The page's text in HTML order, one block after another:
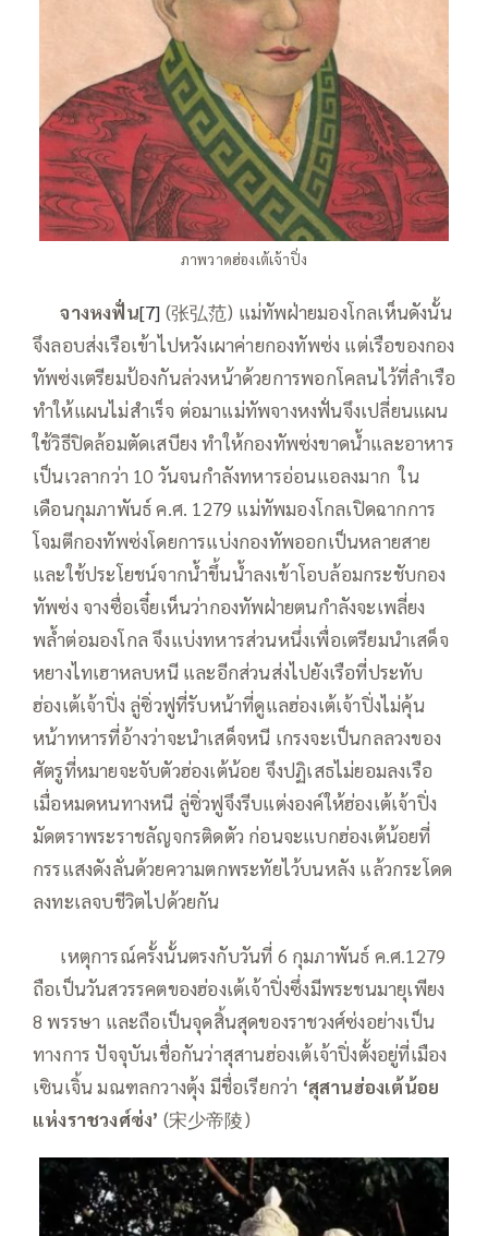
ภาพวาดฮ่องเต้เจ้าปิ่ง
—–จางหงฟั่น[7] (张弘范) แม่ทัพฝ่ายมองโกลเห็นดังนั้น
จึงลอบส่งเรือเข้าไปหวังเผาค่ายกองทัพซ่ง แต่เรือของกอง
ทัพซ่งเตรียมป้องกันล่วงหน้าด้วยการพอกโคลนไว้ที่ลำเรือ
ทำให้แผนไม่สำเร็จ ต่อมาแม่ทัพจางหงฟั่นจึงเปลี่ยนแผน
ใช้วิธีปิดล้อมตัดเสบียง ทำให้กองทัพซ่งขาดน้ำและอาหาร
เป็นเวลากว่า 10 วันจนกำลังทหารอ่อนแอลงมาก ใน
เดือนกุมภาพันธ์ ค.ศ. 1279 แม่ทัพมองโกลเปิดฉากการ
โจมตีกองทัพซ่งโดยการแบ่งกองทัพออกเป็นหลายสาย
และใช้ประโยชน์จากน้ำขึ้นน้ำลงเข้าโอบล้อมกระชับกอง
ทัพซ่ง จางซื่อเจี๋ยเห็นว่ากองทัพฝ่ายตนกำลังจะเพลี่ยง
พล้ำต่อมองโกล จึงแบ่งทหารส่วนหนึ่งเพื่อเตรียมนำเสด็จ
หยางไทเฮาหลบหนี และอีกส่วนส่งไปยังเรือที่ประทับ
ฮ่องเต้เจ้าปิ่ง ลู่ซิ่วฟูที่รับหน้าที่ดูแลฮ่องเต้เจ้าปิ่งไม่คุ้น
หน้าทหารที่อ้างว่าจะนำเสด็จหนี เกรงจะเป็นกลลวงของ
ศัตรูที่หมายจะจับตัวฮ่องเต้น้อย จึงปฏิเสธไม่ยอมลงเรือ
เมื่อหมดหนทางหนี ลู่ซิ่วฟูจึงรีบแต่งองค์ให้ฮ่องเต้เจ้าปิ่ง
มัดตราพระราชลัญจกรติดตัว ก่อนจะแบกฮ่องเต้น้อยที่
กรรแสงดังลั่นด้วยความตกพระทัยไว้บนหลัง แล้วกระโดด
ลงทะเลจบชีวิตไปด้วยกัน
เหตุการณ์ครั้งนั้นตรงกับวันที่ 6 กุมภาพันธ์ ค.ศ.1279
ถือเป็นวันสวรรคตของฮ่องเต้เจ้าปิ่งซึ่งมีพระชนมายุเพียง
8 พรรษา และถือเป็นจุดสิ้นสุดของราชวงศ์ซ่งอย่างเป็น
ทางการ ปัจจุบันเชื่อกันว่าสุสานฮ่องเต้เจ้าปิ่งตั้งอยู่ที่เมือง
เซินเจิ้น มณฑลกวางตุ้ง มีชื่อเรียกว่า ‘สุสานฮ่องเต้น้อย
แห่งราชวงศ์ซ่ง’ (宋少帝陵)